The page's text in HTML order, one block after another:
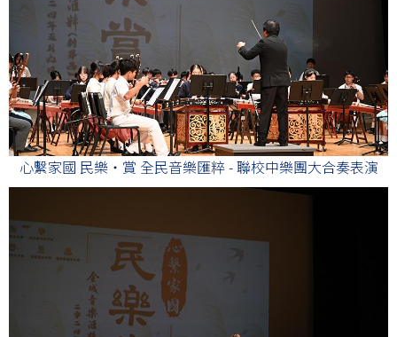
心繫家國 民樂・賞 全民音樂匯粹 - 聯校中樂團大合奏表演